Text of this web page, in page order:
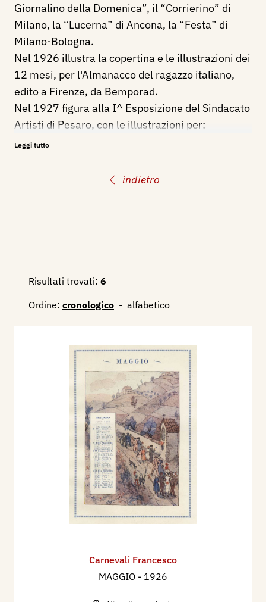
indietro
Giornalino della Domenica”, il “Corrierino” di
Milano, la “Lucerna” di Ancona, la “Festa” di
Milano-Bologna.
Nel 1926 illustra la copertina e le illustrazioni dei
12 mesi, per l'Almanacco del ragazzo italiano,
edito a Firenze, da Bemporad.
Nel 1927 figura alla I^ Esposizione del Sindacato
Artisti di Pesaro, con le illustrazioni per:
L'Usignolo di H. C. Andersen
di Urbino, la Scuola del Libro, dove è stato anche
1926 - Almanacco del ragazzo italiano, Firenze,
1927 - Luigi Serra, Cronache Varie: Convegno
Leggi tutto
Risultati trovati: 6
Ordine: cronologico - alfabetico
Carnevali Francesco
MAGGIO - 1926